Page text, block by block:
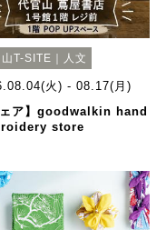
T-SITE｜人文
火) - 08.17(月)
ェア】goodwalkin hand
store